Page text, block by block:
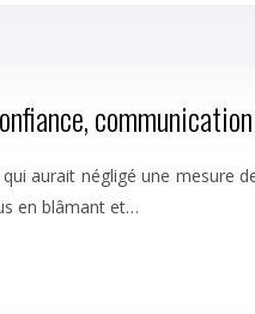
aurait négligé une
en blâmant et…